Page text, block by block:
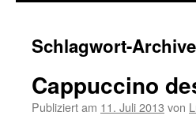
Schlagwort-
Cappuccino
Publiziert am 11. Juli 2013 von